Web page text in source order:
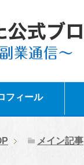
フィール
メイン記事